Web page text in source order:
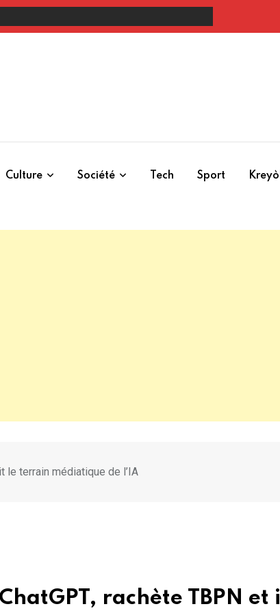
nationale #1 coupée à Carriès
Culture Société Tech Sport Kreyòl
le terrain médiatique de l’IA
rachète TBPN et